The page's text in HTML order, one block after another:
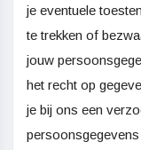
je eventuele
te trekken of
jouw
het recht op
je bij ons een